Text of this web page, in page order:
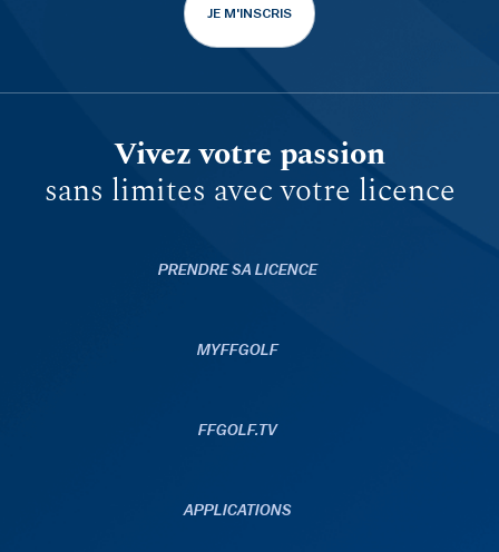
JE M'INSCRIS
Vivez votre passion
sans limites avec votre licence
PRENDRE SA LICENCE
MYFFGOLF
FFGOLF.TV
APPLICATIONS